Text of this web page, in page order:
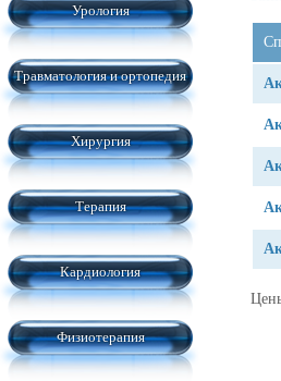
Урология
Травматология и ортопедия
Хирургия
Терапия
Кардиология
Физиотерапия